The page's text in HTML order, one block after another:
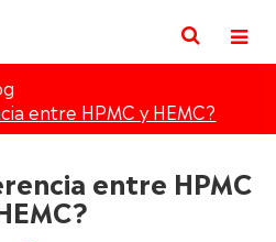
entre HPMC y HEMC?
entre HPMC